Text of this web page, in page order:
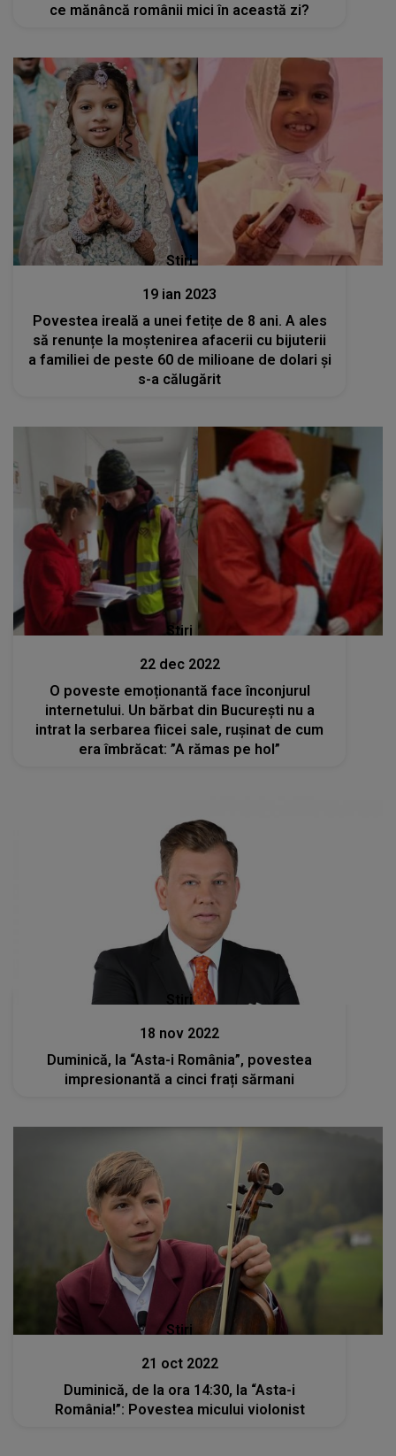
ce mănâncă românii mici în această zi?
Stiri
19 ian 2023
Povestea ireală a unei fetițe de 8 ani. A ales
să renunțe la moștenirea afacerii cu bijuterii
a familiei de peste 60 de milioane de dolari și
s-a călugărit
Stiri
22 dec 2022
O poveste emoționantă face înconjurul
internetului. Un bărbat din București nu a
intrat la serbarea fiicei sale, rușinat de cum
era îmbrăcat: ”A rămas pe hol”
Stiri
18 nov 2022
Duminică, la “Asta-i România”, povestea
impresionantă a cinci frați sărmani
Stiri
21 oct 2022
Duminică, de la ora 14:30, la “Asta-i
România!”: Povestea micului violonist